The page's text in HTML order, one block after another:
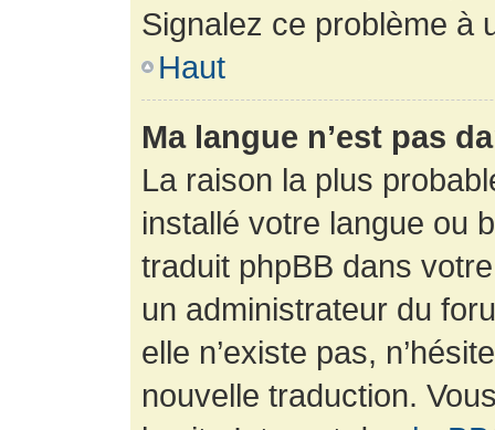
Signalez ce problème à
Haut
Ma langue n’est pas
La raison la plus
installé votre langue ou
traduit phpBB dans
un administrateur du
elle n’existe pas,
nouvelle traduction.